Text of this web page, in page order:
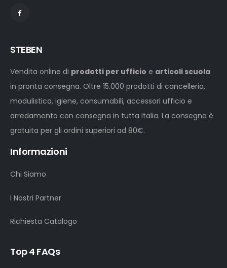
STEBEN
Vendita online di prodotti per ufficio e articoli scuola
in pronta consegna. Oltre 15.000 prodotti di cancelleria,
modulistica, igiene, consumabili, accessori ufficio e
arredamento con consegna in tutta Italia. La consegna è
gratuita per gli ordini superiori ad 80€.
Informazioni
Chi Siamo
I Nostri Partner
Richiesta Catalogo
Top 4 FAQs